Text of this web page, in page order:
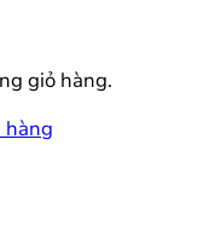
giỏ hàng.
hàng